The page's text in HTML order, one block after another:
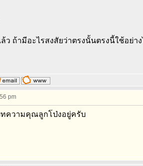
ว ถ้ามีอะไรสงสัยว่าตรงนั้นตรงนี้ใช้อย่า
pm
ความคุณลูกโป่งอยู่ครับ